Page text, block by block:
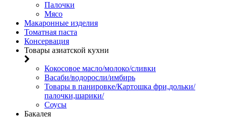
Палочки
Мясо
Макаронные изделия
Томатная паста
Консервация
Товары азиатской кухни
Кокосовое масло/молоко/сливки
Васаби/водоросли/имбирь
Товары в панировке/Картошка фри,дольки/
палочки,шарики/
Соусы
Бакалея